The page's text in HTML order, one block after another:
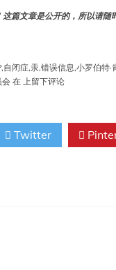
诉
下
会
这篇文章是公开的，所以请随
,自闭症,汞,错误信息,小罗伯特·
会 在 小
特
·
肯
上留下评论
Twitter